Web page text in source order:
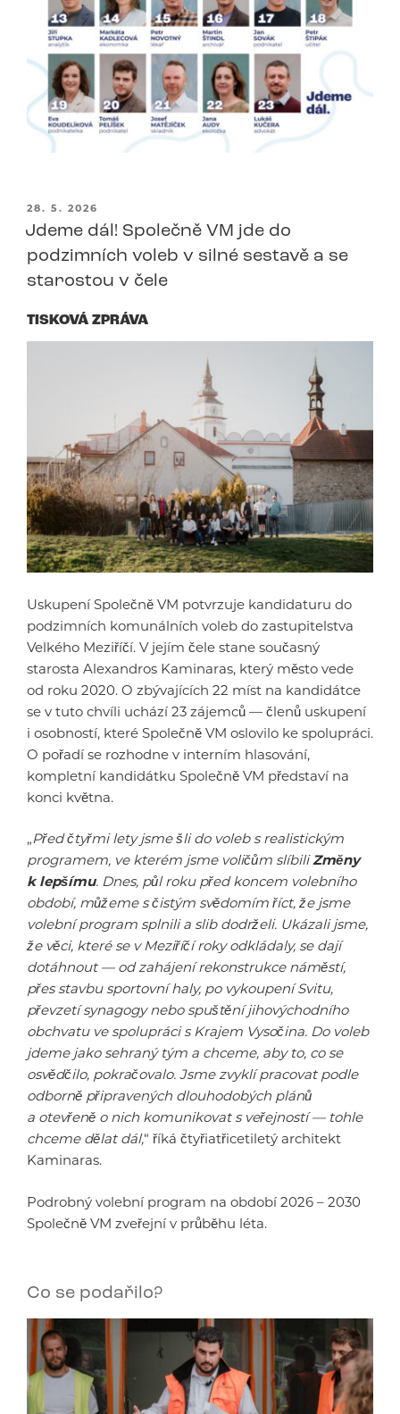
PUBLIKOVÁNO
28. 5. 2026
Jdeme dál! Společně VM jde do
podzimních voleb v silné sestavě a se
starostou v čele
TISKOVÁ ZPRÁVA
Uskupení Společně VM potvrzuje kandidaturu do
podzimních komunálních voleb do zastupitelstva
Velkého Meziříčí. V jejím čele stane současný
starosta Alexandros Kaminaras, který město vede
od roku 2020. O zbývajících 22 míst na kandidátce
se v tuto chvíli uchází 23 zájemců — členů uskupení
i osobností, které Společně VM oslovilo ke spolupráci.
O pořadí se rozhodne v interním hlasování,
kompletní kandidátku Společně VM představí na
konci května.
„Před čtyřmi lety jsme šli do voleb s realistickým
programem, ve kterém jsme voličům slíbiliZměny
k lepšímu. Dnes, půl roku před koncem volebního
období, můžeme s čistým svědomím říct, že jsme
volební program splnili a slib dodrželi. Ukázali jsme,
že věci, které se v Meziříčí roky odkládaly, se dají
dotáhnout — od zahájení rekonstrukce náměstí,
přes stavbu sportovní haly, po vykoupení Svitu,
převzetí synagogy nebo spuštění jihovýchodního
obchvatu ve spolupráci s Krajem Vysočina. Do voleb
jdeme jako sehraný tým a chceme, aby to, co se
osvědčilo, pokračovalo. Jsme zvyklí pracovat podle
odborně připravených dlouhodobých plánů
a otevřeně o nich komunikovat s veřejností — tohle
chceme dělat dál,“ říká čtyřiatřicetiletý architekt
Kaminaras.
Podrobný volební program na období 2026 – 2030
Společně VM zveřejní v průběhu léta.
Co se podařilo?